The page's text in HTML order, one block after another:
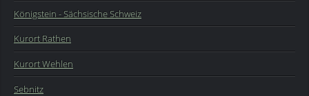
Königstein - Sächsische Schweiz
Kurort Rathen
Kurort Wehlen
Sebnitz